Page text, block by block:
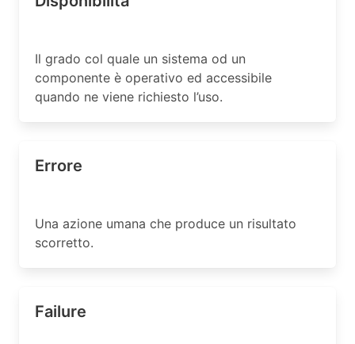
Il grado col quale un sistema od un
componente è operativo ed accessibile
quando ne viene richiesto l’uso.
Errore
Una azione umana che produce un risultato
scorretto.
Failure